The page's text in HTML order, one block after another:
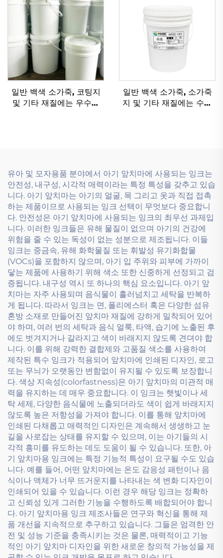
일반 백색 소가죽, 코팅지
및 기타 재질에는 우수한
일반 백색 소가죽, 소가죽
지 및 기타 재질에는 수성
유아 및 모자용품 분야에서 아기 앞치마에 사용되는 잉크는
안전성, 내구성, 시각적 매력이라는 특정 특성을 갖추고 있습
니다. 아기 앞치마는 아기의 얼굴, 목 그리고 옷과 직접 접촉
하는 제품이므로 사용되는 잉크 선택이 무엇보다 중요합니
다. 안전성은 아기 앞치마에 사용되는 잉크의 최우선 과제입
니다. 이러한 잉크들은 유해 물질이 없으며 아기의 건강에
위험을 줄 수 있는 독성이 없는 성분으로 제조됩니다. 이들
잉크는 중금속, 유해 화학물질 또는 휘발성 유기화합물
(VOCs)을 포함하지 않으며, 아기 입 주위와 피부에 가까이
닿는 제품에 사용하기 위해 색소 또한 신중하게 선정되고 검
증됩니다. 내구성 역시 또 하나의 핵심 요소입니다. 아기 앞
치마는 자주 사용되며 음식물이 흘러넘치고 세탁을 반복하
게 됩니다. 따라서 잉크는 면, 폴리에스터 혹은 다양한 섬유
혼방 소재로 만들어진 앞치마 재질에 강하게 밀착되어 있어
야 하며, 여러 번의 세탁과 음식 얼룩, 타액, 습기에 노출된 후
에도 벗겨지거나 갈라지고 색이 바래지지 않도록 견뎌야 합
니다. 이를 위해 강력한 결합제와 고품질 색소를 사용하여
제작된 특수 잉크가 적용되어 앞치마에 인쇄된 디자인, 로고
또는 무늬가 오랫동안 변함없이 유지될 수 있도록 보장합니
다. 색상 지속성(colorfastness)은 아기 앞치마의 미관적 매
력을 유지하는 데 매우 중요합니다. 이 잉크는 햇빛이나 세
탁 세제, 다양한 음식물에 노출되더라도 색이 쉽게 바래지지
않도록 높은 저항성을 가져야 합니다. 이를 통해 앞치마에
인쇄된 다채롭고 매력적인 디자인은 계속해서 생생하고 눈
길을 사로잡는 상태를 유지할 수 있으며, 이는 아기들의 시
각적 흥미를 유도하는 데도 도움이 될 수 있습니다. 또한, 아
기 앞치마용 잉크에는 특정 기능적 특성이 요구될 수도 있습
니다. 예를 들어, 어떤 앞치마에는 온도 감응성 패턴이나 음
식이나 액체가 너무 뜨거운지를 나타내는 색 변화 디자인이
인쇄되어 있을 수 있습니다. 이런 경우 해당 잉크는 정확하
고 신뢰성 있게 그러한 기능을 수행하도록 배합되어야 합니
다. 아기 앞치마용 잉크 제조사들은 연구와 혁신을 통해 제
품 개선을 지속적으로 추구하고 있습니다. 그들은 엄격한 안
전 및 성능 기준을 충족시키는 것은 물론, 매력적이고 기능
적인 아기 앞치마 디자인을 위한 새로운 창의적 가능성을 제